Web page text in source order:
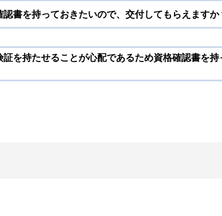
書を持っておきたいので、交付してもらえますか
を持たせることが心配であるため資格確認書を